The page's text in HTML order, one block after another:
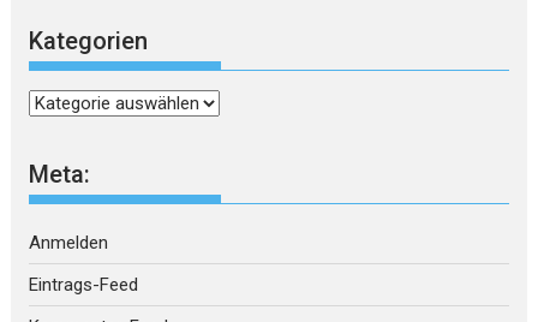
Kategorien
Kategorien
Meta:
Anmelden
Eintrags-Feed